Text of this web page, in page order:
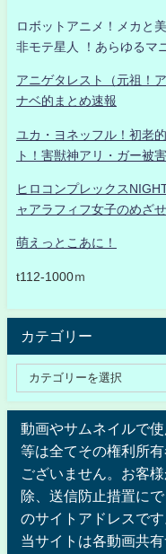
ロボットアニメ！メカと
非モテ星人 ！あらゆるマ
アニゲタレスト（元祖！
ナベ的まとめ速報
ユカ・ヨネッフル！初老
ト！害獣神アリ・ガー被
ヒロコンプレックス
ャアラフィフ女子のめざ
萌えっとこあに！
t112-1000ｍ
カテゴリー
動画やサムネイルで
等は全てその権利所
ございません。お客
除、送信防止措置に
のサイトアドレスで
当サイトは各動画共